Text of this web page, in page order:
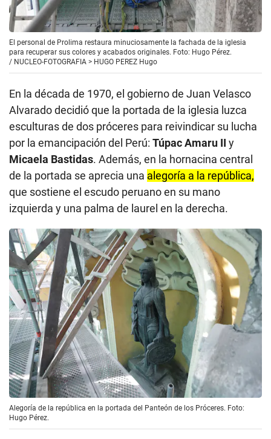
El personal de Prolima restaura minuciosamente la fachada de la iglesia
para recuperar sus colores y acabados originales. Foto: Hugo Pérez.
/ NUCLEO-FOTOGRAFIA > HUGO PEREZ Hugo
En la década de 1970, el gobierno de Juan Velasco
Alvarado decidió que la portada de la iglesia luzca
esculturas de dos próceres para reivindicar su lucha
por la emancipación del Perú: Túpac Amaru II y
Micaela Bastidas. Además, en la hornacina central
de la portada se aprecia una alegoría a la república,
que sostiene el escudo peruano en su mano
izquierda y una palma de laurel en la derecha.
Alegoría de la república en la portada del Panteón de los Próceres. Foto:
Hugo Pérez.